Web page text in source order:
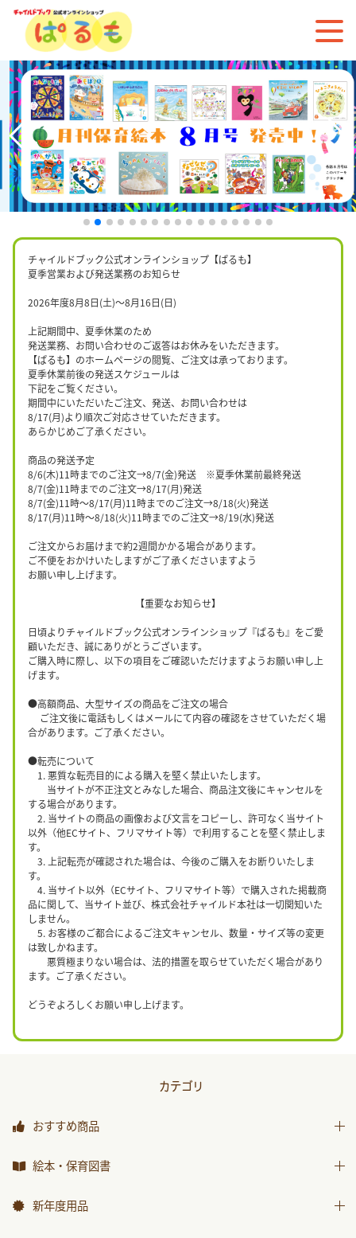
チャイルドブック公式オンラインショップ【ぱるも】
夏季営業および発送業務のお知らせ
2026年度8月8日(土)〜8月16日(日)
上記期間中、夏季休業のため
発送業務、お問い合わせのご返答はお休みをいただきます。
【ぱるも】のホームページの閲覧、ご注文は承っております。
夏季休業前後の発送スケジュールは
下記をご覧ください。
期間中にいただいたご注文、発送、お問い合わせは
8/17(月)より順次ご対応させていただきます。
あらかじめご了承ください。
商品の発送予定
8/6(木)11時までのご注文→8/7(金)発送 ※夏季休業前最終発送
8/7(金)11時までのご注文→8/17(月)発送
8/7(金)11時〜8/17(月)11時までのご注文→8/18(火)発送
8/17(月)11時〜8/18(火)11時までのご注文→8/19(水)発送
ご注文からお届けまで約2週間かかる場合があります。
ご不便をおかけいたしますがご了承くださいますよう
お願い申し上げます。
【重要なお知らせ】
日頃よりチャイルドブック公式オンラインショップ『ぱるも』をご愛
顧いただき、誠にありがとうございます。
ご購入時に際し、以下の項目をご確認いただけますようお願い申し上
げます。
●高額商品、大型サイズの商品をご注文の場合
ご注文後に電話もしくはメールにて内容の確認をさせていただく場
合があります。ご了承ください。
●転売について
1. 悪質な転売目的による購入を堅く禁止いたします。
当サイトが不正注文とみなした場合、商品注文後にキャンセルを
する場合があります。
2. 当サイトの商品の画像および文言をコピーし、許可なく当サイト
以外（他ECサイト、フリマサイト等）で利用することを堅く禁止しま
す。
3. 上記転売が確認された場合は、今後のご購入をお断りいたしま
す。
4. 当サイト以外（ECサイト、フリマサイト等）で購入された掲載商
品に関して、当サイト並び、株式会社チャイルド本社は一切関知いた
しません。
5. お客様のご都合によるご注文キャンセル、数量・サイズ等の変更
は致しかねます。
悪質極まりない場合は、法的措置を取らせていただく場合があり
ます。ご了承ください。
どうぞよろしくお願い申し上げます。
カテゴリ
おすすめ商品
おすすめ商品
絵本・保育図書
絵本
新年度用品